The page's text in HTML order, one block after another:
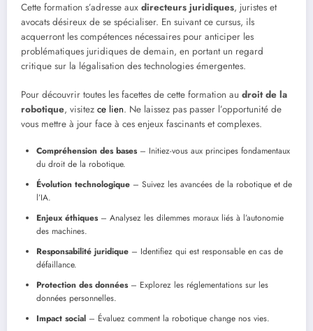
Cette formation s’adresse aux directeurs juridiques, juristes et
avocats désireux de se spécialiser. En suivant ce cursus, ils
acquerront les compétences nécessaires pour anticiper les
problématiques juridiques de demain, en portant un regard
critique sur la légalisation des technologies émergentes.
Pour découvrir toutes les facettes de cette formation au droit de la
robotique, visitez ce lien. Ne laissez pas passer l’opportunité de
vous mettre à jour face à ces enjeux fascinants et complexes.
Compréhension des bases– Initiez-vous aux principes fondamentaux
du droit de la robotique.
Évolution technologique – Suivez les avancées de la robotique et de
l’IA.
Enjeux éthiques– Analysez les dilemmes moraux liés à l’autonomie
des machines.
Responsabilité juridique – Identifiez qui est responsable en cas de
défaillance.
Protection des données– Explorez les réglementations sur les
données personnelles.
Impact social – Évaluez comment la robotique change nos vies.